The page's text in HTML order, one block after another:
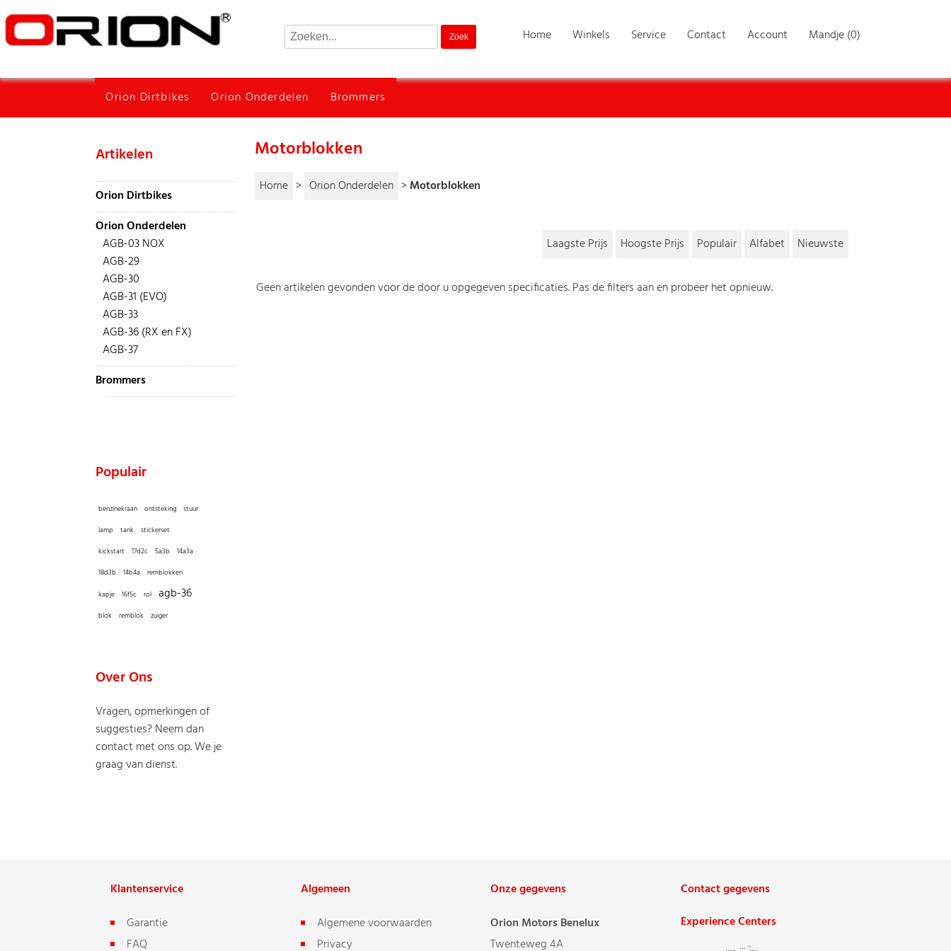
Home Winkels Service Contact Account Mandje (0)
Orion Dirtbikes Orion Onderdelen Brommers
Artikelen
Orion Dirtbikes
Orion Onderdelen
AGB-03 NOX
AGB-29
AGB-30
AGB-31 (EVO)
AGB-33
AGB-36 (RX en FX)
AGB-37
Brommers
Populair
benzinekraan ontsteking
stuur
lamp
tank
stickerset
kickstart
17d2c 5a3b
14a3a
18d3b
14b4a
remblokken
kapje
16f5c rol agb-36
blok remblok zuiger
Over Ons
Vragen, opmerkingen of
suggesties? Neem dan
contact met ons op. We je
graag van dienst.
Motorblokken
Home > Orion Onderdelen >Motorblokken
Laagste Prijs Hoogste Prijs Populair Alfabet Nieuwste
Geen artikelen gevonden voor de door u opgegeven specificaties. Pas de filters aan en probeer het opnieuw.
Klantenservice
Garantie
FAQ
Algemeen
Algemene voorwaarden
Privacy
Onze gegevens
Orion Motors Benelux
Twenteweg 4A
Contact gegevens
Experience Centers